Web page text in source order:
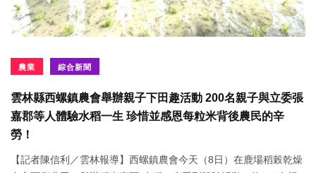
農業 綜合新聞
雲林縣西螺鎮農會舉辦親子下田趣活動 200名親子與立委張
嘉郡等人體驗水稻一生 珍惜並感恩每粒米背後農民的辛
勞！
【記者陳信利／雲林報導】西螺鎮農會今天（8日）在鹿場稻榖乾燥